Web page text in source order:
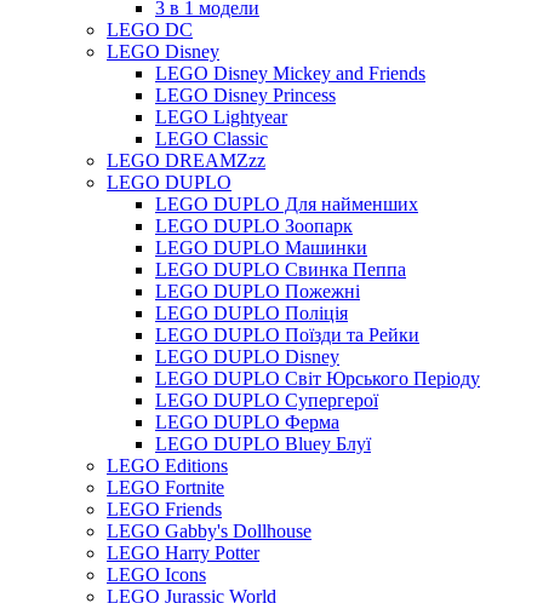
3 в 1 модели
LEGO DC
LEGO Disney
LEGO Disney Mickey and Friends
LEGO Disney Princess
LEGO Lightyear
LEGO Classic
LEGO DREAMZzz
LEGO DUPLO
LEGO DUPLO Для найменших
LEGO DUPLO Зоопарк
LEGO DUPLO Машинки
LEGO DUPLO Свинка Пеппа
LEGO DUPLO Пожежні
LEGO DUPLO Поліція
LEGO DUPLO Поїзди та Рейки
LEGO DUPLO Disney
LEGO DUPLO Світ Юрського Періоду
LEGO DUPLO Супергерої
LEGO DUPLO Ферма
LEGO DUPLO Bluey Блуї
LEGO Editions
LEGO Fortnite
LEGO Friends
LEGO Gabby's Dollhouse
LEGO Harry Potter
LEGO Icons
LEGO Jurassic World